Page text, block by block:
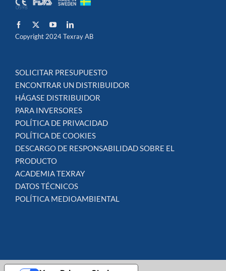
Copyright 2024 Texray AB
SOLICITAR PRESUPUESTO
ENCONTRAR UN DISTRIBUIDOR
HÁGASE DISTRIBUIDOR
PARA INVERSORES
POLÍTICA DE PRIVACIDAD
POLÍTICA DE COOKIES
DESCARGO DE RESPONSABILIDAD SOBRE EL
PRODUCTO
ACADEMIA TEXRAY
DATOS TÉCNICOS
POLÍTICA MEDIOAMBIENTAL